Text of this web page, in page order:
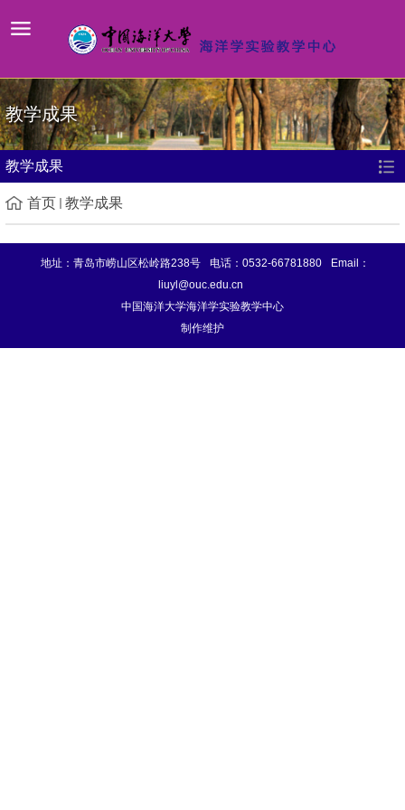
教学成果
教学成果
首页 教学成果
地址：青岛市崂山区松岭路238号 电话：0532-66781880
Email：
liuyl@ouc.edu.cn
中国海洋大学海洋学实验教学中心
制作维护